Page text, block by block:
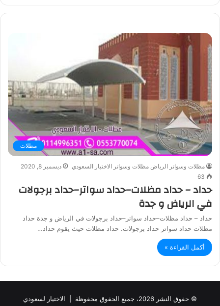
مظلات
مظلات وسواتر الرياض مظلات وسواتر الاختيار السعودي
ديسمبر 8, 2020
63
حداد – حداد مظلات–حداد سواتر–حداد برجولات
في الرياض و جدة
حداد – حداد مظلات–حداد سواتر–حداد برجولات في الرياض و جدة حداد
مظلات حداد سواتر حداد برجولات. حداد مظلات حيث يقوم حداد…
أكمل القراءة »
© حقوق النشر 2026، جميع الحقوق محفوظة | الاختيار لسعودي